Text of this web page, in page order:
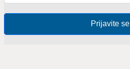
Prijavite se